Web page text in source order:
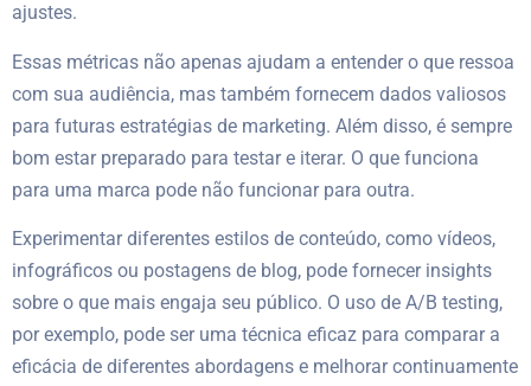
ajustes.
Essas métricas não apenas ajudam a entender o que ressoa
com sua audiência, mas também fornecem dados valiosos
para futuras estratégias de marketing. Além disso, é sempre
bom estar preparado para testar e iterar. O que funciona
para uma marca pode não funcionar para outra.
Experimentar diferentes estilos de conteúdo, como vídeos,
infográficos ou postagens de blog, pode fornecer insights
sobre o que mais engaja seu público. O uso de A/B testing,
por exemplo, pode ser uma técnica eficaz para comparar a
eficácia de diferentes abordagens e melhorar continuamente